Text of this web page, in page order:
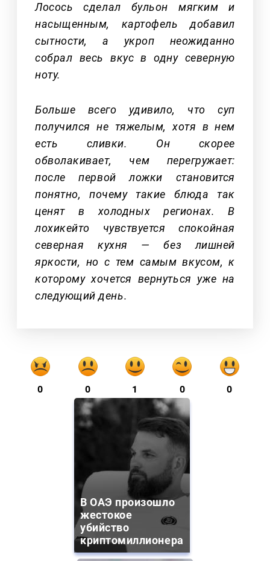
Лосось сделал бульон мягким и
насыщенным, картофель добавил
сытности, а укроп неожиданно
собрал весь вкус в одну северную
ноту.
Больше всего удивило, что суп
получился не тяжелым, хотя в нем
есть сливки. Он скорее
обволакивает, чем перегружает:
после первой ложки становится
понятно, почему такие блюда так
ценят в холодных регионах. В
лохикейто чувствуется спокойная
северная кухня — без лишней
яркости, но с тем самым вкусом, к
которому хочется вернуться уже на
следующий день.
0 0 1 0 0
В ОАЭ произошло
жестокое
убийство
криптомиллионера